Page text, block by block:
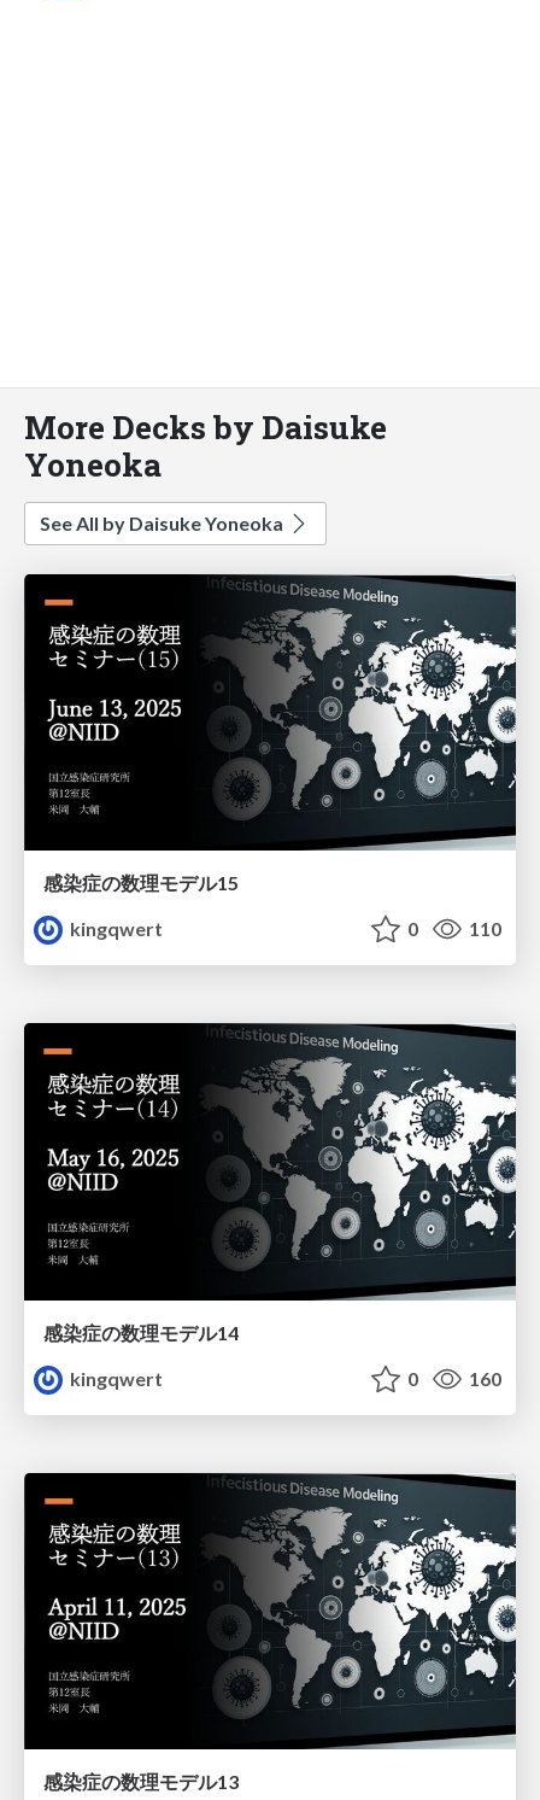
More Decks by Daisuke
Yoneoka
See All by Daisuke Yoneoka
感染症の数理モデル15
kingqwert
0 110
感染症の数理モデル14
kingqwert
0 160
感染症の数理モデル13